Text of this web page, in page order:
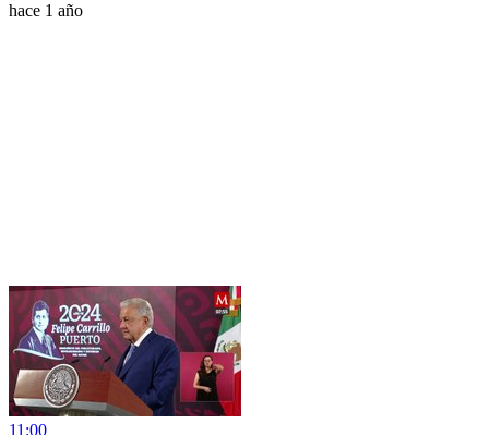
hace 1 año
11:00